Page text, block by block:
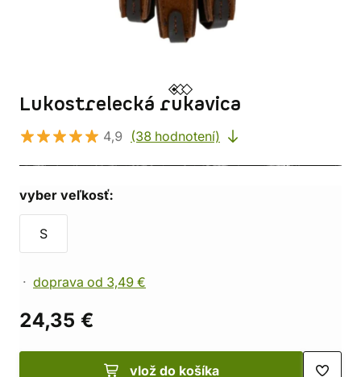
Lukostrelecká rukavica
4,9 (38 hodnotení)
vyber veľkosť:
S
doprava od 3,49 €
24,35 €
vlož do košíka